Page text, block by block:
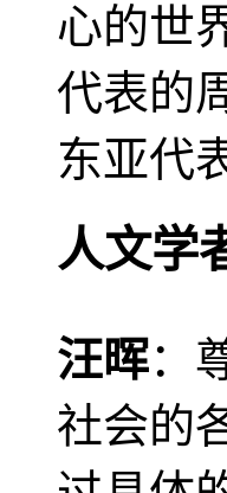
心的世
代表的
东亚代
人文学
汪晖：
社会的